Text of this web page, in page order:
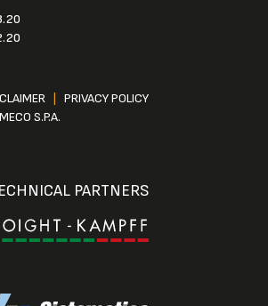
PRIVACY POLICY
S.P.A.
PARTNERS